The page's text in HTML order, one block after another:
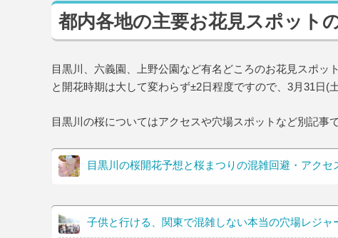
都内各地の主要お花見スポット
目黒川、六義園、上野公園など有名どころのお花見スポ
と開花時期は大して変わらず±2日程度ですので、3月31日(
目黒川の桜についてはアクセスや穴場スポットなど別記事
目黒川の桜開花予想と桜まつりの混雑回避・アクセ
子供と行ける、関東で混雑しない本当の穴場レジャ